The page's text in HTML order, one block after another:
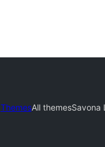
ThemesAll themesSavona